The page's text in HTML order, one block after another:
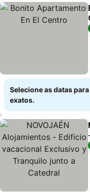
Selecione as datas
exatos.